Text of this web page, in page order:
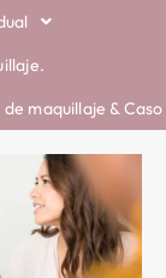
de maquillaje & Caso